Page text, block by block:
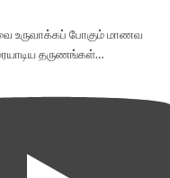
உருவாக்கப் போகும் மாணவ
தருணங்கள்…